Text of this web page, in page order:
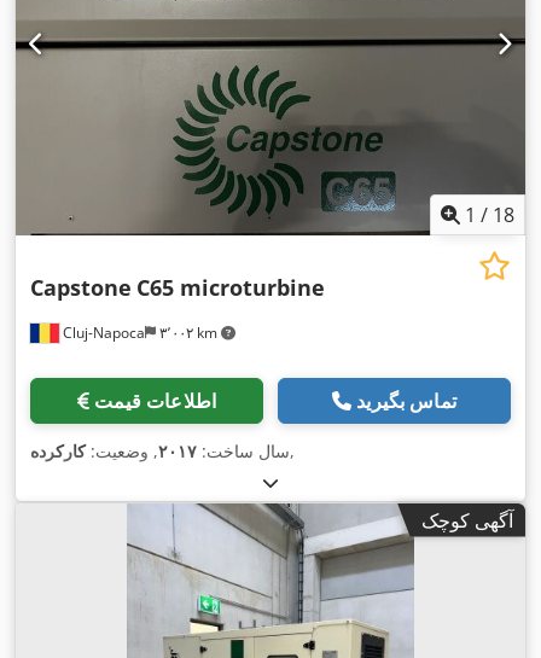
1 / 18
Cluj-Napoca ۳٬۰۰۲ km
Capstone C65 microturbine
اطلاعات قیمت تماس بگیرید
سال ساخت: ۲۰۱۷, وضعیت:کارکرده ,
آگهی کوچک